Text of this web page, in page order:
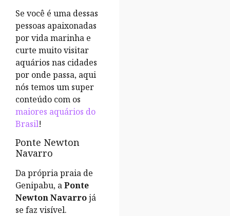
Se você é uma dessas
pessoas apaixonadas
por vida marinha e
curte muito visitar
aquários nas cidades
por onde passa, aqui
nós temos um super
conteúdo com os
maiores aquários do
Brasil!
Ponte Newton
Navarro
Da própria praia de
Genipabu, aPonte
Newton Navarrojá
se faz visível.